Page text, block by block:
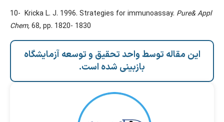
10- Kricka L. J. 1996. Strategies for immunoassay. Pure& Appl
Chem,68, pp. 1820- 1830
این مقاله توسط واحد تحقیق و توسعه آزمایشگاه
بازبینی شده است.